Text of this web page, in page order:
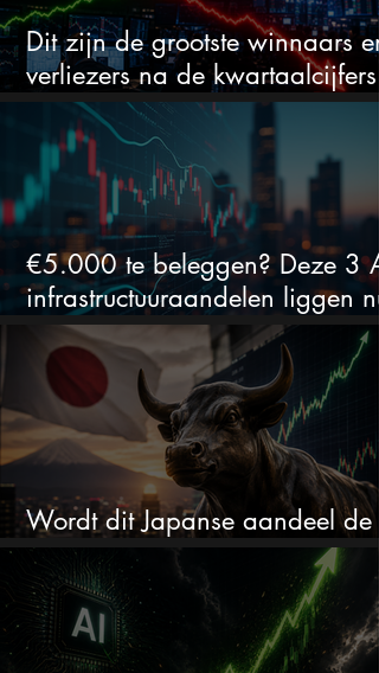
Dit zijn de grootste winnaars en
verliezers na de kwartaalcijfers
(2 springen eruit)
€5.000 te beleggen? Deze 3
infrastructuuraandelen liggen nu
in de uitverkoop
Wordt dit Japanse aandeel de
comeback kid van 2026?